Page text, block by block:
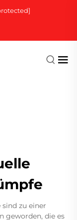
zu einer
geworden, die es